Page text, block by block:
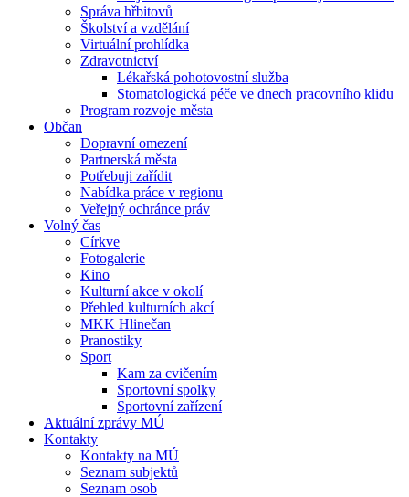
Správa hřbitovů
Školství a vzdělání
Virtuální prohlídka
Zdravotnictví
Lékařská pohotovostní služba
Stomatologická péče ve dnech pracovního klidu
Program rozvoje města
Občan
Dopravní omezení
Partnerská města
Potřebuji zařídit
Nabídka práce v regionu
Veřejný ochránce práv
Volný čas
Církve
Fotogalerie
Kino
Kulturní akce v okolí
Přehled kulturních akcí
MKK Hlinečan
Pranostiky
Sport
Kam za cvičením
Sportovní spolky
Sportovní zařízení
Aktuální zprávy MÚ
Kontakty
Kontakty na MÚ
Seznam subjektů
Seznam osob